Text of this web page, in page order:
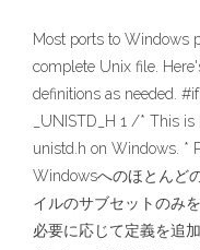
Most ports to Windows
complete Unix file.
definitions as needed.
_UNISTD_H 1 /* This
unistd.h on Windows. *
Windowsへのほとんど
イルのサブセットのみ
必要に応じて定義を追